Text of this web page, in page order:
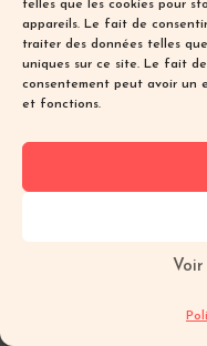
telles que les cookies pour
appareils. Le fait de
traiter des données telles
uniques sur ce site. Le fait
consentement peut avoir un
et fonctions.
Voir